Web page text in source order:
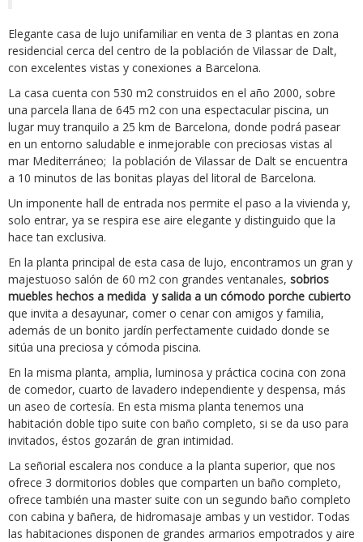
Elegante casa de lujo unifamiliar en venta de 3 plantas en zona
residencial cerca del centro de la población de Vilassar de Dalt,
con excelentes vistas y conexiones a Barcelona.
La casa cuenta con 530 m2 construidos en el año 2000, sobre
una parcela llana de 645 m2 con una espectacular piscina, un
lugar muy tranquilo a 25 km de Barcelona, donde podrá pasear
en un entorno saludable e inmejorable con preciosas vistas al
mar Mediterráneo; la población de Vilassar de Dalt se encuentra
a 10 minutos de las bonitas playas del litoral de Barcelona.
Un imponente hall de entrada nos permite el paso a la vivienda y,
solo entrar, ya se respira ese aire elegante y distinguido que la
hace tan exclusiva.
En la planta principal de esta casa de lujo, encontramos un gran y
majestuoso salón de 60 m2 con grandes ventanales, sobrios
muebles hechos a medida y salida a un cómodo porche cubierto
que invita a desayunar, comer o cenar con amigos y familia,
además de un bonito jardín perfectamente cuidado donde se
sitúa una preciosa y cómoda piscina.
En la misma planta, amplia, luminosa y práctica cocina con zona
de comedor, cuarto de lavadero independiente y despensa, más
un aseo de cortesía. En esta misma planta tenemos una
habitación doble tipo suite con baño completo, si se da uso para
invitados, éstos gozarán de gran intimidad.
La señorial escalera nos conduce a la planta superior, que nos
ofrece 3 dormitorios dobles que comparten un baño completo,
ofrece también una master suite con un segundo baño completo
con cabina y bañera, de hidromasaje ambas y un vestidor. Todas
las habitaciones disponen de grandes armarios empotrados y aire